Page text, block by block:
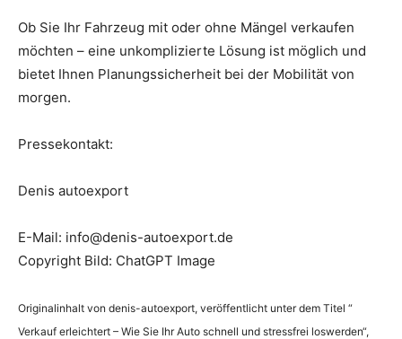
Ob Sie Ihr Fahrzeug mit oder ohne Mängel verkaufen
möchten – eine unkomplizierte Lösung ist möglich und
bietet Ihnen Planungssicherheit bei der Mobilität von
morgen.
Pressekontakt:
Denis autoexport
E-Mail: info@denis-autoexport.de
Copyright Bild: ChatGPT Image
Originalinhalt von denis-autoexport, veröffentlicht unter dem Titel “
Verkauf erleichtert – Wie Sie Ihr Auto schnell und stressfrei loswerden“,